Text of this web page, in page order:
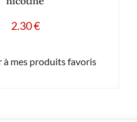
2.30€
mes produits favoris